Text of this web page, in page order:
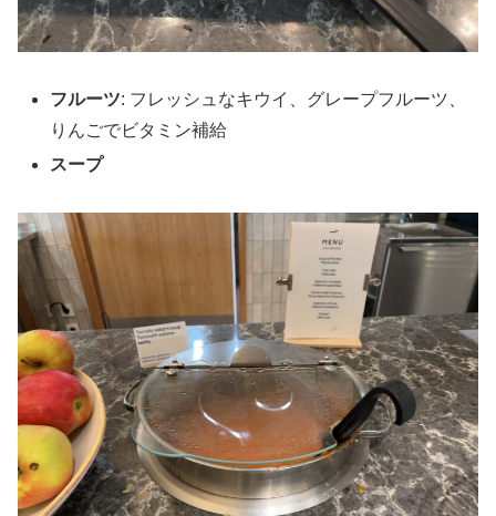
フルーツ: フレッシュなキウイ、グレープフルーツ、
りんごでビタミン補給
スープ